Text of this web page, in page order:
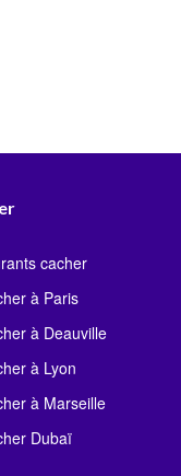
cacher
à Paris
à Deauville
à Lyon
à Marseille
Dubaï